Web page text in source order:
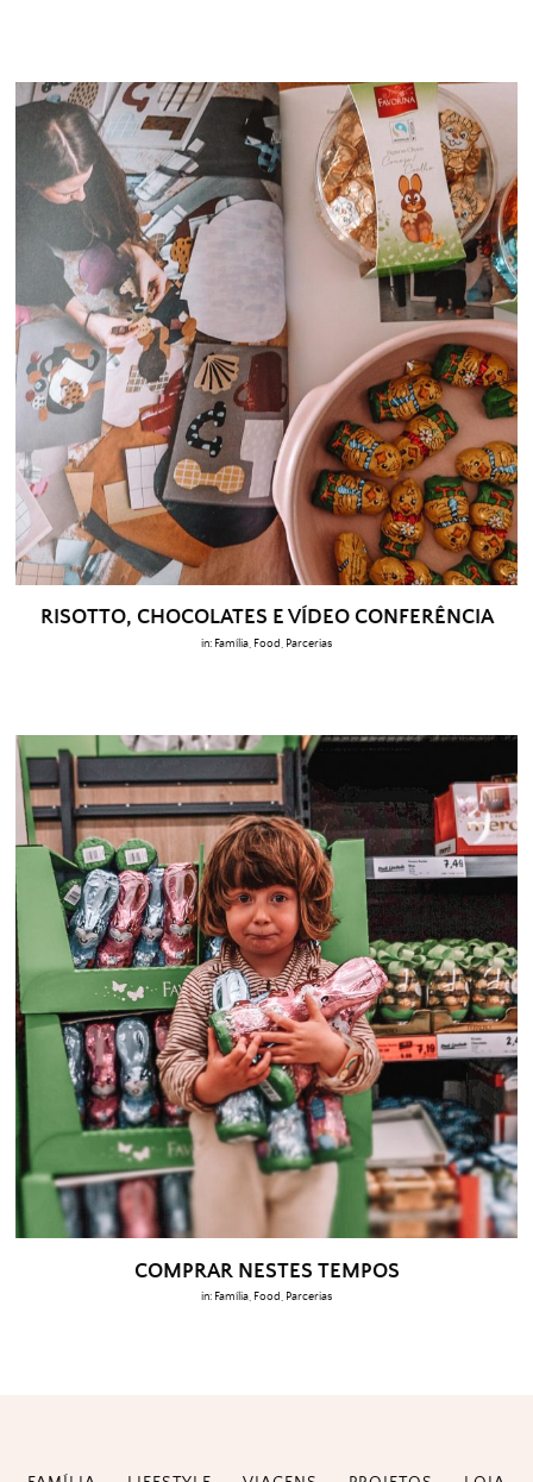
RISOTTO, CHOCOLATES E VÍDEO CONFERÊNCIA
in: Família Food Parcerias
COMPRAR NESTES TEMPOS
in: Família, Food, Parcerias